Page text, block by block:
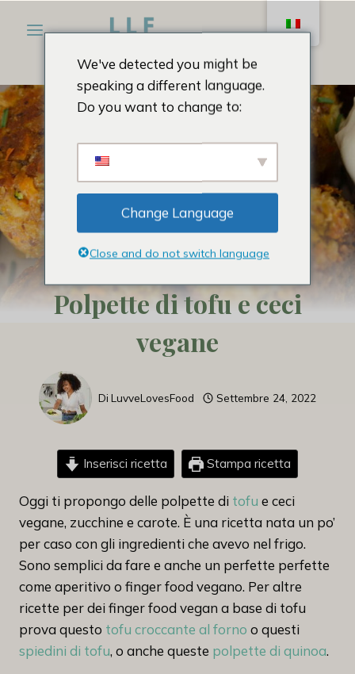
Polpette di tofu e ceci
vegane
Di LuvveLovesFood Settembre 24, 2022
Inserisci ricetta Stampa ricetta
Oggi ti propongo delle polpette di tofu e ceci
vegane, zucchine e carote. È una ricetta nata un po’
per caso con gli ingredienti che avevo nel frigo.
Sono semplici da fare e anche un perfette perfette
come aperitivo o finger food vegano. Per altre
ricette per dei finger food vegan a base di tofu
prova questo tofu croccante al forno o questi
spiedini di tofu, o anche queste polpette di quinoa.
We've detected you might be
speaking a different language.
Do you want to change to:
Change Language
Close and do not switch language